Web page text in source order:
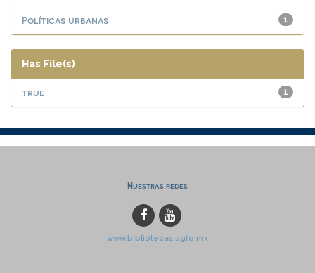
1
Políticas urbanas
Has File(s)
1
true
Nuestras redes
www.bibliotecas.ugto.mx